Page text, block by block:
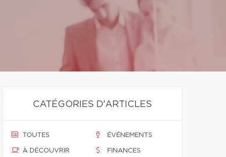
CATÉGORIES D'ARTICLES
TOUTES
À DÉCOUVRIR
ÉVÉNEMENTS
FINANCES